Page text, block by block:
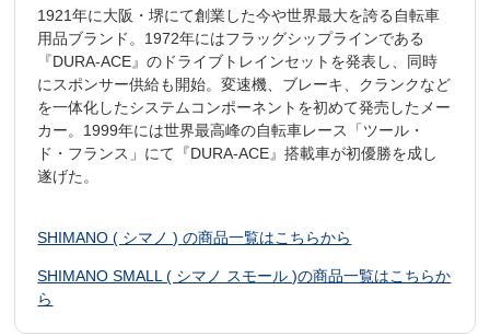
1921年に大阪・堺にて創業した今や世界最大を誇る自転車
用品ブランド。1972年にはフラッグシップラインである
『DURA-ACE』のドライブトレインセットを発表し、同時
にスポンサー供給も開始。変速機、ブレーキ、クランクなど
を一体化したシステムコンポーネントを初めて発売したメー
カー。1999年には世界最高峰の自転車レース「ツール・
ド・フランス」にて『DURA-ACE』搭載車が初優勝を成し
遂げた。
SHIMANO ( シマノ ) の商品一覧はこちらから
SHIMANO SMALL ( シマノ スモール )の商品一覧はこちらか
ら